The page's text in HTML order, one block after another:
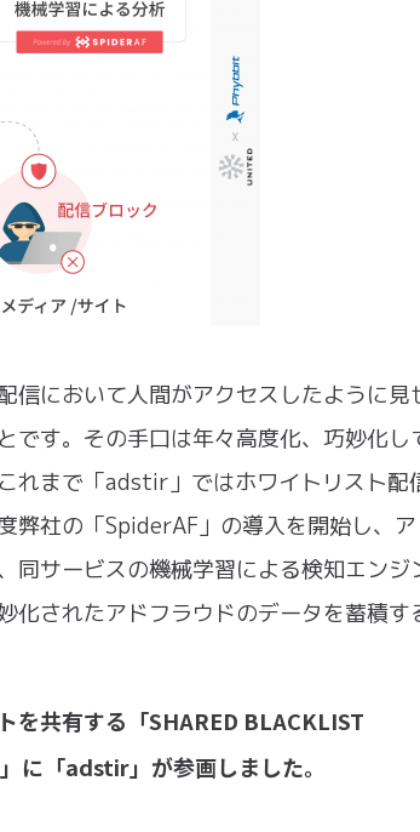
信において人間がアクセスしたように見
です。その手口は年々高度化、巧妙化し
れまで「adstir」ではホワイトリスト配
弊社の「SpiderAF」の導入を開始し、
同サービスの機械学習による検知エンジ
化されたアドフラウドのデータを蓄積す
を共有する「SHARED BLACKLIST
に「adstir」が参画しました。